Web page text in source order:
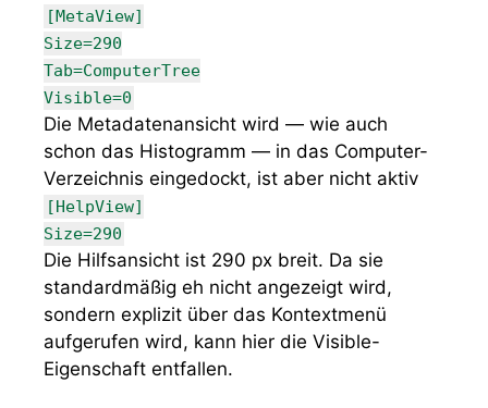
[MetaView]
Size=290
Tab=ComputerTree
Visible=0
Die Metadatenansicht wird — wie auch
schon das Histogramm — in das Computer-
Verzeichnis eingedockt, ist aber nicht aktiv
[HelpView]
Size=290
Die Hilfsansicht ist 290 px breit. Da sie
standardmäßig eh nicht angezeigt wird,
sondern explizit über das Kontextmenü
aufgerufen wird, kann hier die Visible-
Eigenschaft entfallen.